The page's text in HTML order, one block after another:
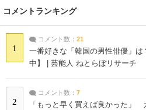
コメントランキング
1
コメント数： 21
一番好きな「韓国の男性俳優」
中】 | 芸能人 ねとらぼリサーチ
2
コメント数： 7
「もっと早く買えば良かった」